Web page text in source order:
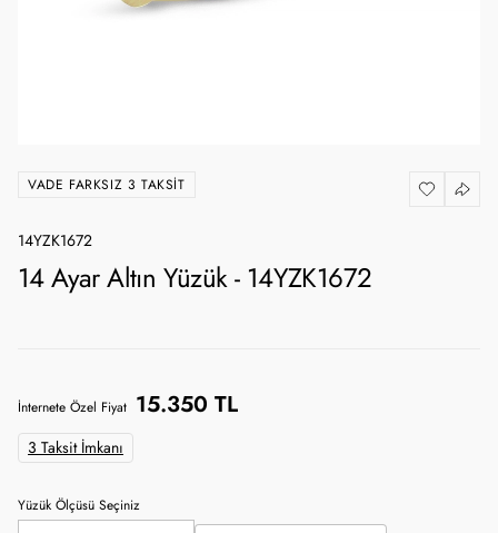
VADE FARKSIZ 3 TAKSIT
14YZK1672
14 Ayar Altın Yüzük - 14YZK1672
İnternete Özel Fiyat 15.350 TL
3 Taksit İmkanı
Yüzük Ölçüsü Seçiniz